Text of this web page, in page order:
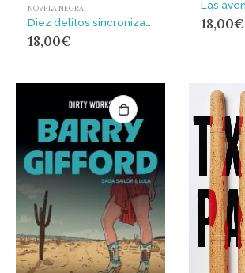
NOVELA NEGRA
18,00€
18,00€